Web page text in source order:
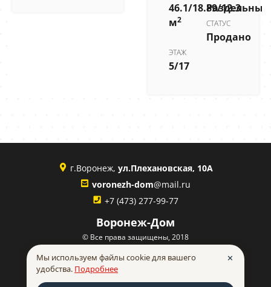
46.1/18.89/12.3
м2
Раздельный
СТАТУС
Продано
ЭТАЖ
5/17
г.Воронеж, ул.Плехановская, 10А
voronezh-dom@mail.ru
+7 (473) 277-99-77
Воронеж-Дом
© Все права защищены, 2018
made inINTRID
Мы используем файлы cookie для вашего
удобства. Подробнее
✕